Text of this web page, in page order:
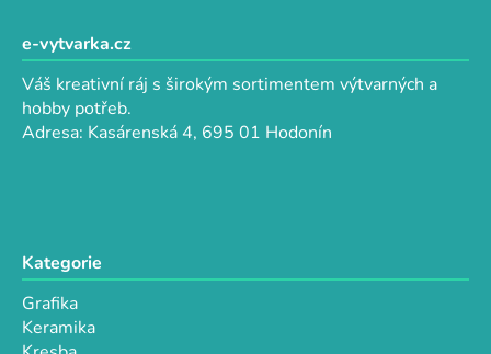
a
c
p
ý
e-vytvarka.cz
Váš kreativní ráj s širokým sortimentem výtvarných a
hobby potřeb.
Adresa: Kasárenská 4, 695 01 Hodonín
Kategorie
Grafika
Keramika